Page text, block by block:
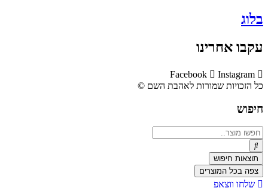
בלוג
עקבו אחרינו
Facebook
Instagram
כל הזכויות שמורות לאהבת השם ©​
חיפוש
Search
...
תוצאות חיפוש
צפה בכל המוצרים
שלחו ווצאפ